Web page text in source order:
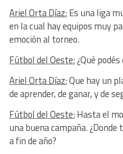
Ariel Orta Díaz:Es una liga
en la cual hay equipos muy
emoción al torneo.
Fútbol del Oeste:¿Qué podés
Ariel Orta Díaz:Que hay un
de aprender, de ganar, y de
Fútbol del Oeste:Hasta el
una buena campaña. ¿Donde
a fin de año?